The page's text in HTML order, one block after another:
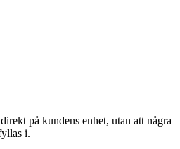
på kundens enhet, utan att några
i.